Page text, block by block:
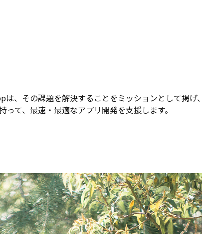
、その課題を解決することをミッションとして掲げ
て、最速・最適なアプリ開発を支援します。